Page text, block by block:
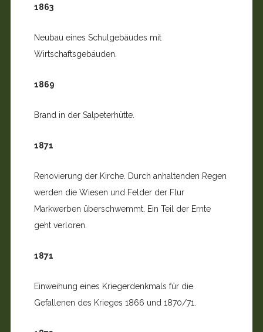
1863
Neubau eines Schulgebäudes mit
Wirtschaftsgebäuden.
1869
Brand in der Salpeterhütte.
1871
Renovierung der Kirche. Durch anhaltenden Regen
werden die Wiesen und Felder der Flur
Markwerben überschwemmt. Ein Teil der Ernte
geht verloren.
1871
Einweihung eines Kriegerdenkmals für die
Gefallenen des Krieges 1866 und 1870/71.